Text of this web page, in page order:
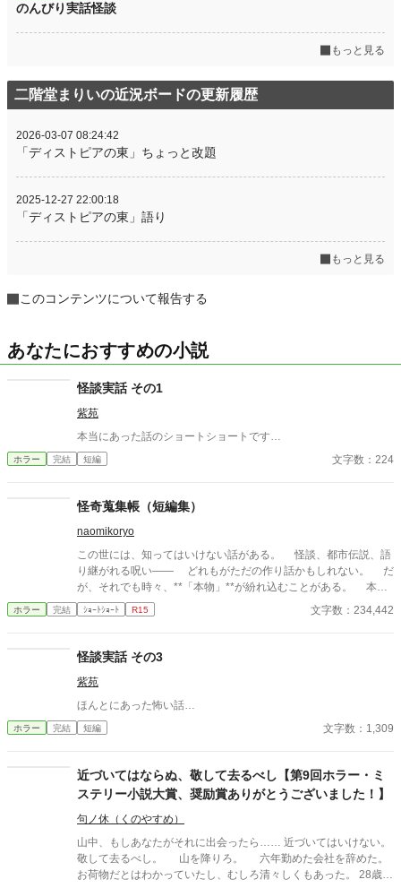
のんびり実話怪談
もっと見る
二階堂まりいの近況ボードの更新履歴
2026-03-07 08:24:42
「ディストピアの東」ちょっと改題
2025-12-27 22:00:18
「ディストピアの東」語り
もっと見る
このコンテンツについて報告する
あなたにおすすめの小説
怪談実話 その1
紫苑
本当にあった話のショートショートです…
ホラー 完結 短編 文字数：224
怪奇蒐集帳（短編集）
naomikoryo
この世には、知ってはいけない話がある。 怪談、都市伝説、語
り継がれる呪い—— どれもがただの作り話かもしれない。 だ
が、それでも時々、**「本物」**が紛れ込むことがある。 本書
は、そんな“見つけてしまった”怪異を集めた一冊である。 最後
のページを閉じるとき、あなたは“何か”に気づくことになるだろ
ホラー 完結 ｼｮｰﾄｼｮｰﾄ R15 文字数：234,442
怪談実話 その3
紫苑
ほんとにあった怖い話…
ホラー 完結 短編 文字数：1,309
近づいてはならぬ、敬して去るべし【第9回ホラー・ミ
ステリー小説大賞、奨励賞ありがとうございました！】
句ノ休（くのやすめ）
山中、もしあなたがそれに出会ったら…… 近づいてはいけない。
敬して去るべし。 山を降りろ。 六年勤めた会社を辞めた。
お荷物だとはわかっていたし、むしろ清々しくもあった。 28歳の